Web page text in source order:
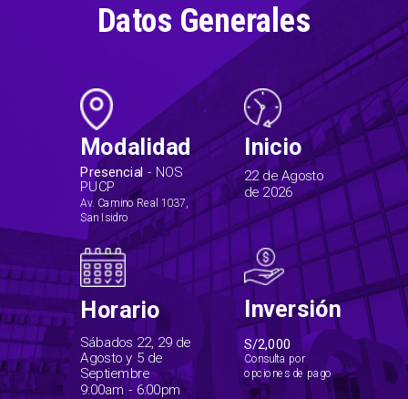
22 de Agosto
de 2026
Inicio
Modalidad
Presencial - NOS
PUCP
Av. Camino Real 1037,
San Isidro
Horario
Sábados 22, 29 de
Agosto y 5 de
Septiembre
9:00am - 6:00pm
Inversión
S/2,000
Consulta por
opciones de pago
Datos Generales